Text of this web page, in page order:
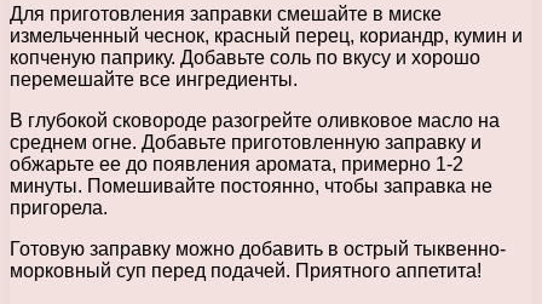
Для приготовления заправки смешайте в миске
измельченный чеснок, красный перец, кориандр, кумин и
копченую паприку. Добавьте соль по вкусу и хорошо
перемешайте все ингредиенты.
В глубокой сковороде разогрейте оливковое масло на
среднем огне. Добавьте приготовленную заправку и
обжарьте ее до появления аромата, примерно 1-2
минуты. Помешивайте постоянно, чтобы заправка не
пригорела.
Готовую заправку можно добавить в острый тыквенно-
морковный суп перед подачей. Приятного аппетита!